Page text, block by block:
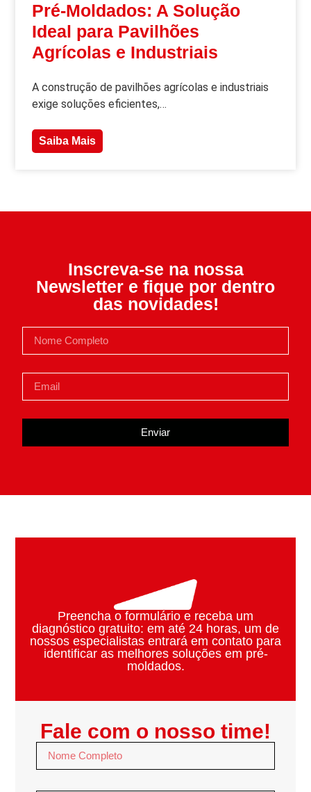
Pré-Moldados: A Solução
Ideal para Pavilhões
Agrícolas e Industriais
A construção de pavilhões agrícolas e industriais
exige soluções eficientes,…
Saiba Mais
Inscreva-se na nossa
Newsletter e fique por dentro
das novidades!
Enviar
Preencha o formulário e receba um
diagnóstico gratuito: em até 24 horas, um de
nossos especialistas entrará em contato para
identificar as melhores soluções em pré-
moldados.
Fale com o nosso time!